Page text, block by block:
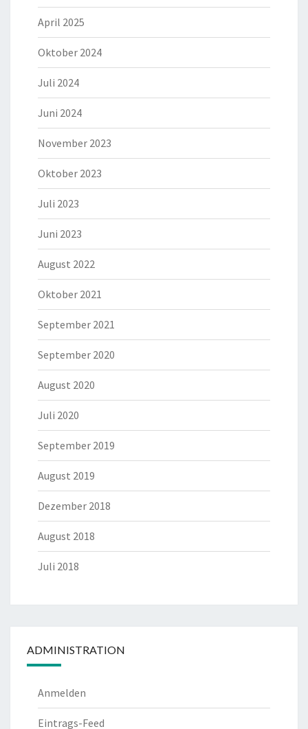
April 2025
Oktober 2024
Juli 2024
Juni 2024
November 2023
Oktober 2023
Juli 2023
Juni 2023
August 2022
Oktober 2021
September 2021
September 2020
August 2020
Juli 2020
September 2019
August 2019
Dezember 2018
August 2018
Juli 2018
ADMINISTRATION
Anmelden
Eintrags-Feed